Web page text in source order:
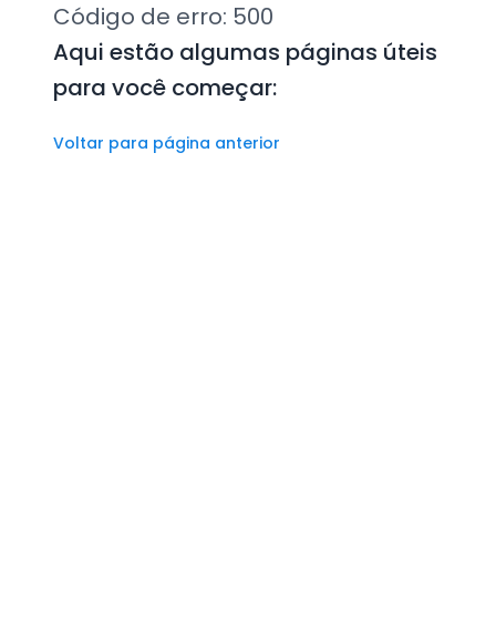
Código de erro: 500
Aqui estão algumas páginas úteis
para você começar:
Voltar para página anterior